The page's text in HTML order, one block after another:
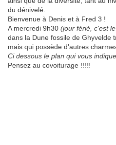
du dénivelé.
Bienvenue à Denis et à Fred 3 !
A mercredi 9h30 (jour férié, c'est
dans la Dune fossile de Ghyvelde
mais qui possède d'autres charmes
Ci dessous le plan qui vous
Pensez au covoiturage !!!!!